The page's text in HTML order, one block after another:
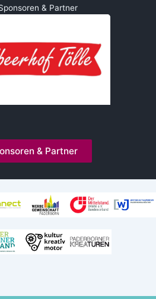
& Partner
& Partner